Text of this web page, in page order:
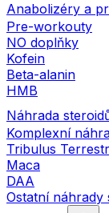
Anabolizéry a
Pre-workouty
NO doplňky
Kofein
Beta-alanin
HMB
Náhrada
Komplexní
Tribulus
Maca
DAA
Ostatní náhrady